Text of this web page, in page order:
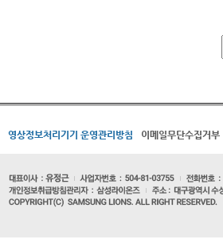
영상정보처리기기 운영관리방침 이메일무단수집거부